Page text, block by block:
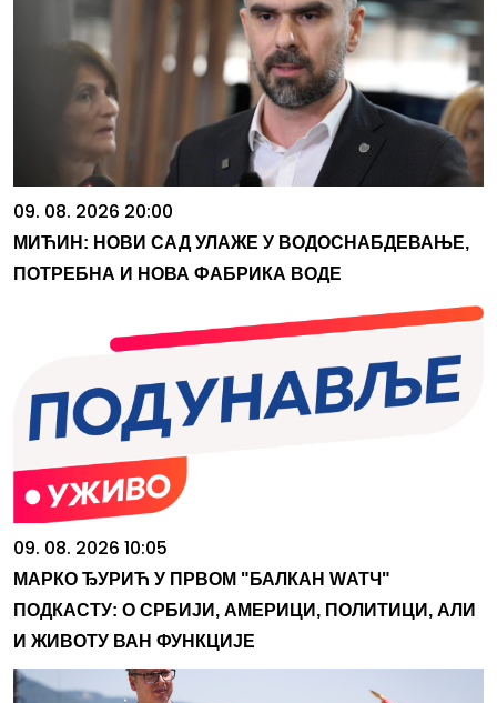
09. 08. 2026 20:00
МИЋИН: НОВИ САД УЛАЖЕ У ВОДОСНАБДЕВАЊЕ,
ПОТРЕБНА И НОВА ФАБРИКА ВОДЕ
09. 08. 2026 10:05
МАРКО ЂУРИЋ У ПРВОМ "БАЛКАН WАТЧ"
ПОДКАСТУ: О СРБИЈИ, АМЕРИЦИ, ПОЛИТИЦИ, АЛИ
И ЖИВОТУ ВАН ФУНКЦИЈЕ